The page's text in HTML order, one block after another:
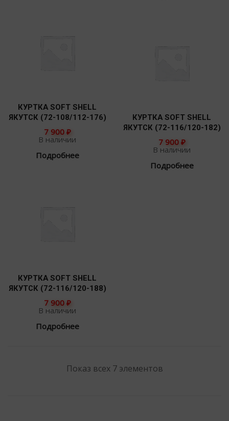
КУРТКА SOFT SHELL
ЯКУТСК (72-108/112-176)
7 900 ₽
В наличии
Подробнее
КУРТКА SOFT SHELL
ЯКУТСК (72-116/120-182)
7 900 ₽
В наличии
Подробнее
КУРТКА SOFT SHELL
ЯКУТСК (72-116/120-188)
7 900 ₽
В наличии
Подробнее
Показ всех 7 элементов